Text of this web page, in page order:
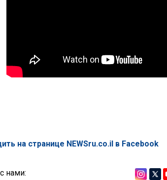
на странице NEWSru.co.il в Facebook
нами: